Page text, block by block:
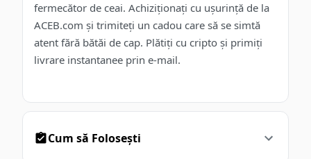
fermecător de ceai. Achiziționați cu ușurință de la
ACEB.com și trimiteți un cadou care să se simtă
atent fără bătăi de cap. Plătiți cu cripto și primiți
livrare instantanee prin e-mail.
Cum să Folosești